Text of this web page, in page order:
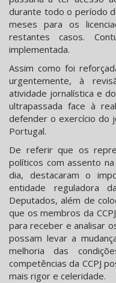
durante todo o período
meses para os
restantes casos.
implementada.
Assim como foi
urgentemente, à
atividade jornalística e
ultrapassada face à
defender o exercício do
Portugal.
De referir que os
políticos com assento
dia, destacaram o
entidade reguladora
Deputados, além de
que os membros da
para receber e analisar
possam levar a
melhoria das
competências da CCPJ
mais rigor e celeridade.